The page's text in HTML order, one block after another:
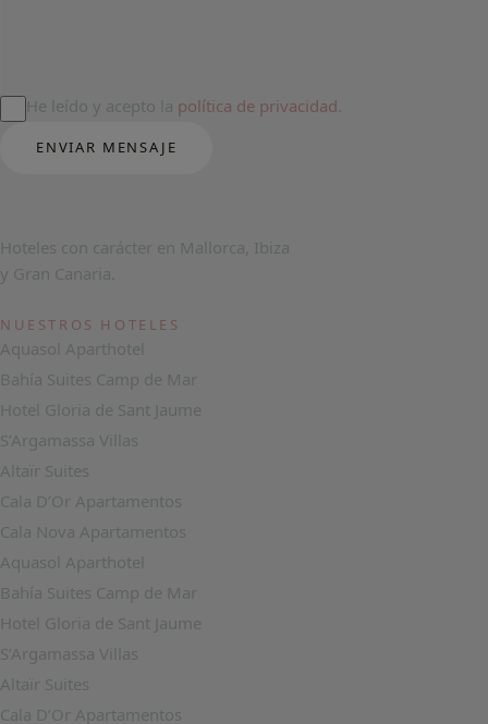
He leído y acepto la política de privacidad
ENVIAR MENSAJE
Hoteles con carácter en Mallorca, Ibiza
y Gran Canaria.
NUESTROS HOTELES
Aquasol Aparthotel
Bahía Suites Camp de Mar
Hotel Gloria de Sant Jaume
S’Argamassa Villas
Altaïr Suites
Cala D’Or Apartamentos
Cala Nova Apartamentos
Aquasol Aparthotel
Bahía Suites Camp de Mar
Hotel Gloria de Sant Jaume
S’Argamassa Villas
Altaïr Suites
Cala D’Or Apartamentos